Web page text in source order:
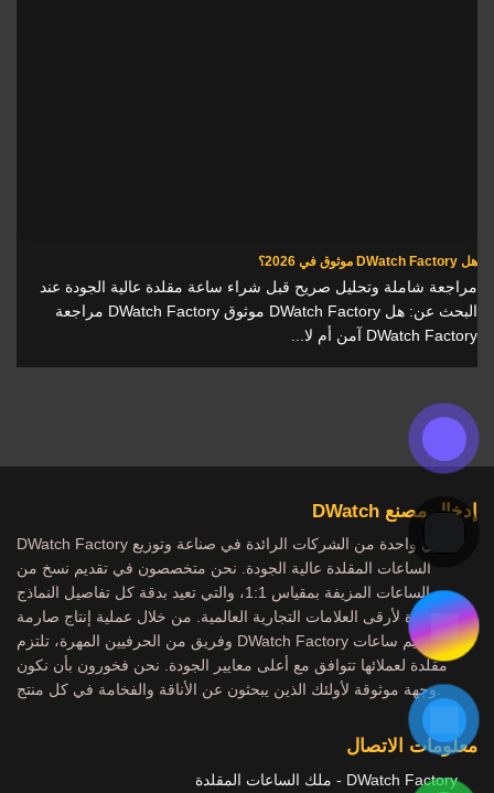
هل DWatch Factory موثوق في 2026؟
مراجعة شاملة وتحليل صريح قبل شراء ساعة مقلدة عالية الجودة عند
البحث عن: هل DWatch Factory موثوق DWatch Factory مراجعة
DWatch Factory آمن أم لا...
إدخال مصنع DWatch
DWatch Factory هي واحدة من الشركات الرائدة في صناعة وتوزيع
الساعات المقلدة عالية الجودة. نحن متخصصون في تقديم نسخ من
الساعات المزيفة بمقياس 1:1، والتي تعيد بدقة كل تفاصيل النماذج
الشهيرة لأرقى العلامات التجارية العالمية. من خلال عملية إنتاج صارمة
وفريق من الحرفيين المهرة، تلتزم DWatch Factory بتقديم ساعات
مقلدة لعملائها تتوافق مع أعلى معايير الجودة. نحن فخورون بأن نكون
وجهة موثوقة لأولئك الذين يبحثون عن الأناقة والفخامة في كل منتج.
معلومات الاتصال
DWatch Factory - ملك الساعات المقلدة